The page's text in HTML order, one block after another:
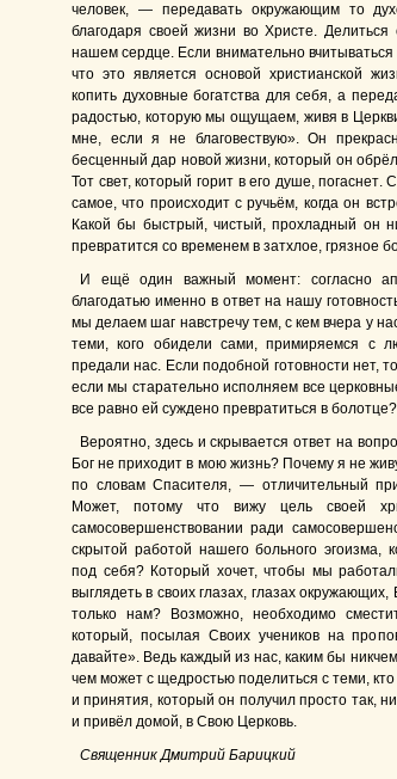
человек, — передавать окружающим то
благодаря своей жизни во Христе.
нашем сердце. Если внимательно
что это является основой христианской
копить духовные богатства для себя, а
радостью, которую мы ощущаем, живя в
мне, если я не благовествую». Он
бесценный дар новой жизни, который он
Тот свет, который горит в его душе,
самое, что происходит с ручьём, когда он
Какой бы быстрый, чистый, прохладный он
превратится со временем в затхлое, грязное
И ещё один важный момент: согласно
благодатью именно в ответ на нашу
мы делаем шаг навстречу тем, с кем вчера у
теми, кого обидели сами, примиряемся с
предали нас. Если подобной готовности нет,
если мы старательно исполняем все
все равно ей суждено превратиться в болотце?
Вероятно, здесь и скрывается ответ на
Бог не приходит в мою жизнь? Почему я не
по словам Спасителя, — отличительный
Может, потому что вижу цель своей
самосовершенствовании ради
скрытой работой нашего больного эгоизма,
под себя? Который хочет, чтобы мы
выглядеть в своих глазах, глазах
только нам? Возможно, необходимо
который, посылая Своих учеников на
давайте». Ведь каждый из нас, каким бы
чем может с щедростью поделиться с теми,
и принятия, который он получил просто так,
и привёл домой, в Свою Церковь.
Священник Дмитрий Барицкий